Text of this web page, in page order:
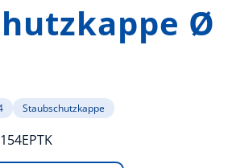
Ø
Staubschutzkappe